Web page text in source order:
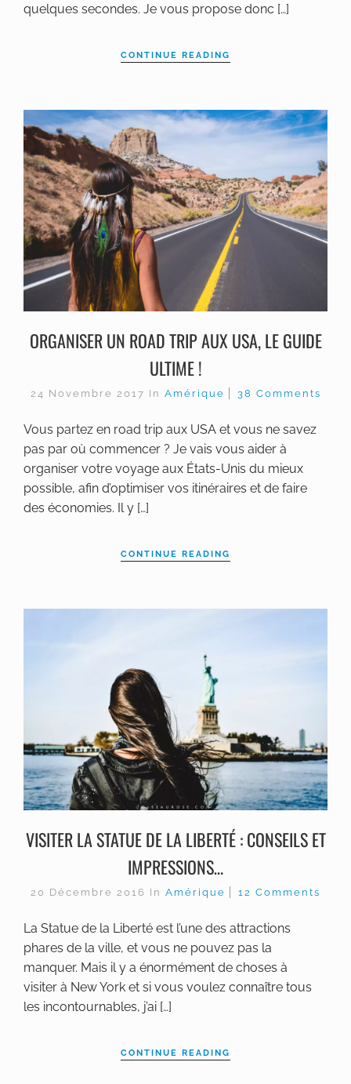
quelques secondes. Je vous propose donc […]
CONTINUE READING
ORGANISER UN ROAD TRIP AUX USA, LE GUIDE
ULTIME !
24 Novembre 2017 In Amérique 38 Comments
Vous partez en road trip aux USA et vous ne savez
pas par où commencer ? Je vais vous aider à
organiser votre voyage aux États-Unis du mieux
possible, afin d’optimiser vos itinéraires et de faire
des économies. Il y […]
CONTINUE READING
VISITER LA STATUE DE LA LIBERTÉ : CONSEILS ET
IMPRESSIONS…
20 Décembre 2016 In Amérique 12 Comments
La Statue de la Liberté est l’une des attractions
phares de la ville, et vous ne pouvez pas la
manquer. Mais il y a énormément de choses à
visiter à New York et si vous voulez connaître tous
les incontournables, j’ai […]
CONTINUE READING